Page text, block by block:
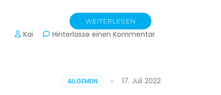
WEITERLESEN
Kai Hinterlasse einen Kommentarzu
Jahressicherung
ALLGEMEIN 17. Juli 2022